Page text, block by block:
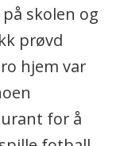
skolen og
prøvd
hjem var
for å